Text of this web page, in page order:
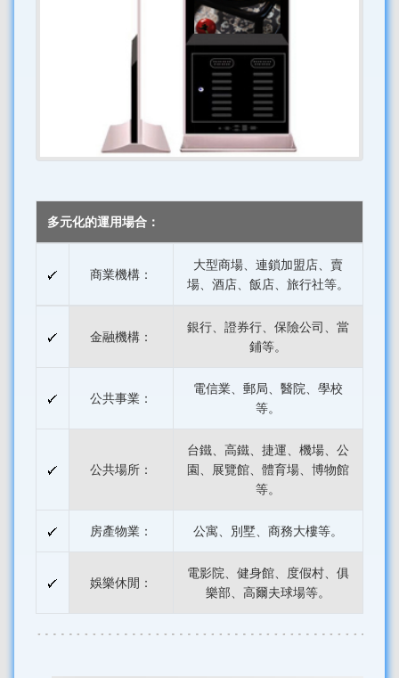
多元化的運用場合：
商業機構：
大型商場、連鎖加盟店、賣
場、酒店、飯店、旅行社等。
金融機構：
銀行、證券行、保險公司、當
鋪等。
公共事業：
電信業、郵局、醫院、學校
等。
公共場所：
台鐵、高鐵、捷運、機場、公
園、展覽館、體育場、博物館
等。
房產物業： 公寓、別墅、商務大樓等。
娛樂休閒：
電影院、健身館、度假村、俱
樂部、高爾夫球場等。